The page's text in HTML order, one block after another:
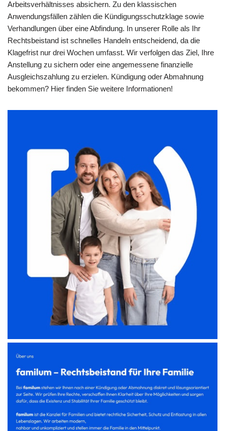
Arbeitsverhältnisses absichern. Zu den klassischen
Anwendungsfällen zählen die Kündigungsschutzklage sowie
Verhandlungen über eine Abfindung. In unserer Rolle als Ihr
Rechtsbeistand ist schnelles Handeln entscheidend, da die
Klagefrist nur drei Wochen umfasst. Wir verfolgen das Ziel, Ihre
Anstellung zu sichern oder eine angemessene finanzielle
Ausgleichszahlung zu erzielen. Kündigung oder Abmahnung
bekommen? Hier finden Sie weitere Informationen!